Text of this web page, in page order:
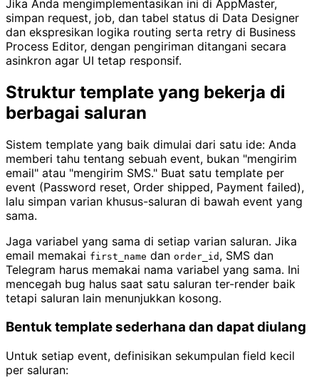
Jika Anda mengimplementasikan ini di AppMaster,
simpan request, job, dan tabel status di Data Designer
dan ekspresikan logika routing serta retry di Business
Process Editor, dengan pengiriman ditangani secara
asinkron agar UI tetap responsif.
Struktur template yang bekerja di
berbagai saluran
Sistem template yang baik dimulai dari satu ide: Anda
memberi tahu tentang sebuah event, bukan "mengirim
email" atau "mengirim SMS." Buat satu template per
event (Password reset, Order shipped, Payment failed),
lalu simpan varian khusus-saluran di bawah event yang
sama.
Jaga variabel yang sama di setiap varian saluran. Jika
email memakai first_name dan order_id , SMS dan
Telegram harus memakai nama variabel yang sama. Ini
mencegah bug halus saat satu saluran ter-render baik
tetapi saluran lain menunjukkan kosong.
Bentuk template sederhana dan dapat diulang
Untuk setiap event, definisikan sekumpulan field kecil
per saluran: